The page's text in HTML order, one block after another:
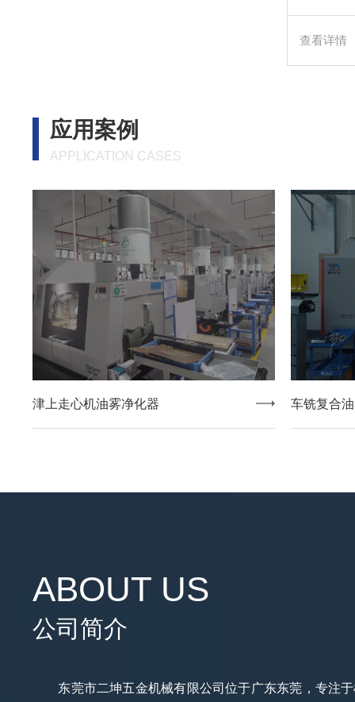
查看详情
应用案例
APPLICATION CASES
津上走心机油雾净化器 车铣复合
ABOUT US
公司简介
东莞市二坤五金机械有限公司位于广东东莞，专注于